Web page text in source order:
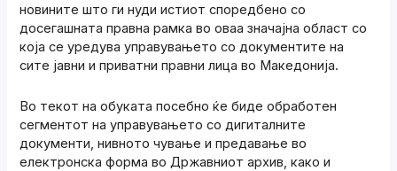
новините што ги нуди истиот споредбено со
досегашната правна рамка во оваа значајна област со
која се уредува управувањето со документите на
сите јавни и приватни правни лица во Македонија.
Во текот на обуката посебно ќе биде обработен
сегментот на управувањето со дигиталните
документи, нивното чување и предавање во
електронска форма во Државниот архив, како и